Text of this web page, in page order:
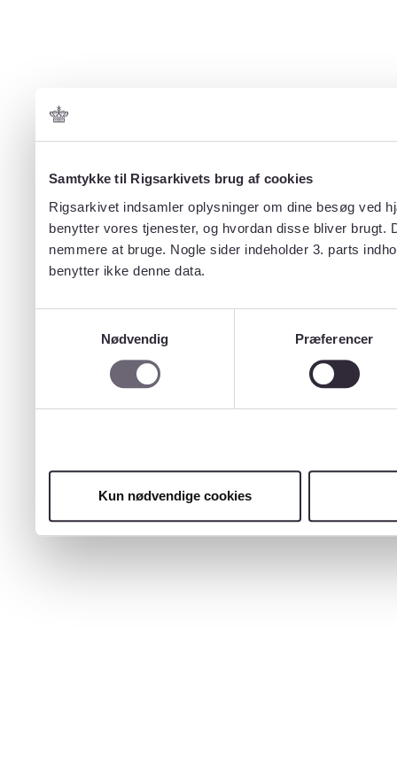
Samtykke til Rigsarkivets brug af cookies
Rigsarkivet indsamler oplysninger om dine besøg ved
benytter vores tjenester, og hvordan disse bliver
nemmere at bruge. Nogle sider indeholder 3. parts
benytter ikke denne data.
Nødvendig
Præferencer
Kun nødvendige cookies